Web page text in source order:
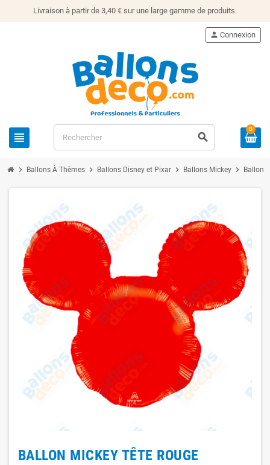
Livraison à partir de 3,40 € sur une large gamme de produits.
view_headline search
person Connexion
0
chevron_right Ballons À Thèmes chevron_right Ballons Disney et Pixar chevron_right Ballons Mickey chevron_right Ballon
BALLON MICKEY TÊTE ROUGE